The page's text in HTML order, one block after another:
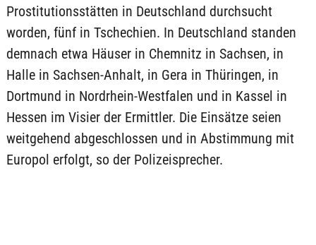
Prostitutionsstätten in Deutschland durchsucht
worden, fünf in Tschechien. In Deutschland standen
demnach etwa Häuser in Chemnitz in Sachsen, in
Halle in Sachsen-Anhalt, in Gera in Thüringen, in
Dortmund in Nordrhein-Westfalen und in Kassel in
Hessen im Visier der Ermittler. Die Einsätze seien
weitgehend abgeschlossen und in Abstimmung mit
Europol erfolgt, so der Polizeisprecher.